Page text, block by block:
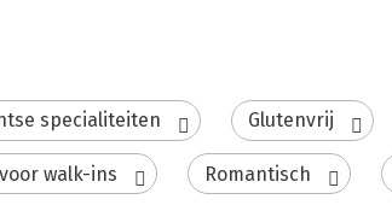
specialiteiten Glutenvrij
walk-ins Romantisch